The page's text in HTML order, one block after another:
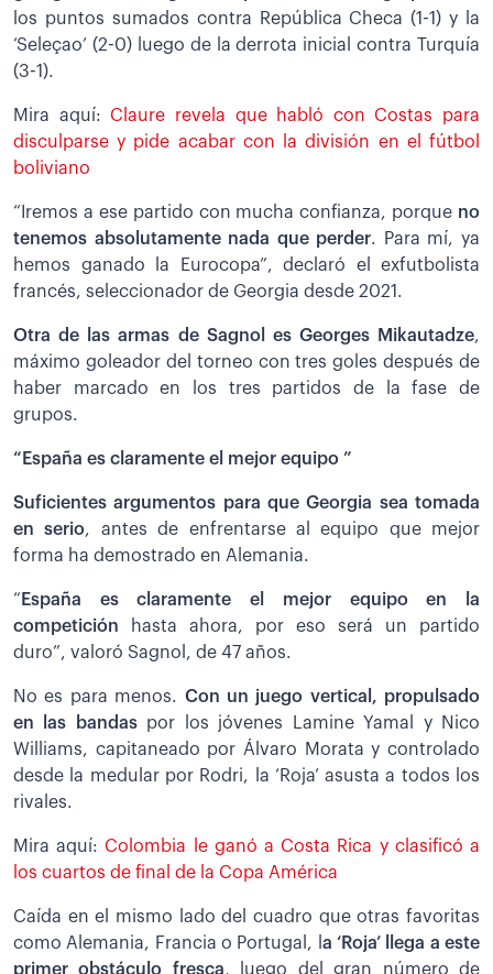
los puntos sumados contra República Checa (1-1) y la
‘Seleçao’ (2-0) luego de la derrota inicial contra Turquía
(3-1).
Mira aquí: Claure revela que habló con Costas para
disculparse y pide acabar con la división en el fútbol
boliviano
“Iremos a ese partido con mucha confianza, porque no
tenemos absolutamente nada que perder. Para mí, ya
hemos ganado la Eurocopa”, declaró el exfutbolista
francés, seleccionador de Georgia desde 2021.
Otra de las armas de Sagnol es Georges Mikautadze,
máximo goleador del torneo con tres goles después de
haber marcado en los tres partidos de la fase de
grupos.
“España es claramente el mejor equipo ”
Suficientes argumentos para que Georgia sea tomada
en serio, antes de enfrentarse al equipo que mejor
forma ha demostrado en Alemania.
“ España es claramente el mejor equipo en la
competición hasta ahora, por eso será un partido
duro”, valoró Sagnol, de 47 años.
No es para menos. Con un juego vertical, propulsado
en las bandaspor los jóvenes Lamine Yamal y Nico
Williams, capitaneado por Álvaro Morata y controlado
desde la medular por Rodri, la ‘Roja’ asusta a todos los
rivales.
Mira aquí: Colombia le ganó a Costa Rica y clasificó a
los cuartos de final de la Copa América
Caída en el mismo lado del cuadro que otras favoritas
como Alemania, Francia o Portugal, l a ‘Roja’ llega a este
primer obstáculo fresca, luego del gran número de